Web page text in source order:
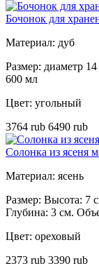
Бочонок для
Материал: дуб
Размер: диаметр
600 мл
Цвет: угольный
3764 rub 6490 rub
Солонка из ясеня
Материал: ясень
Размер: Высота: 7
Глубина: 3 см.
Цвет: ореховый
2373 rub 3390 rub